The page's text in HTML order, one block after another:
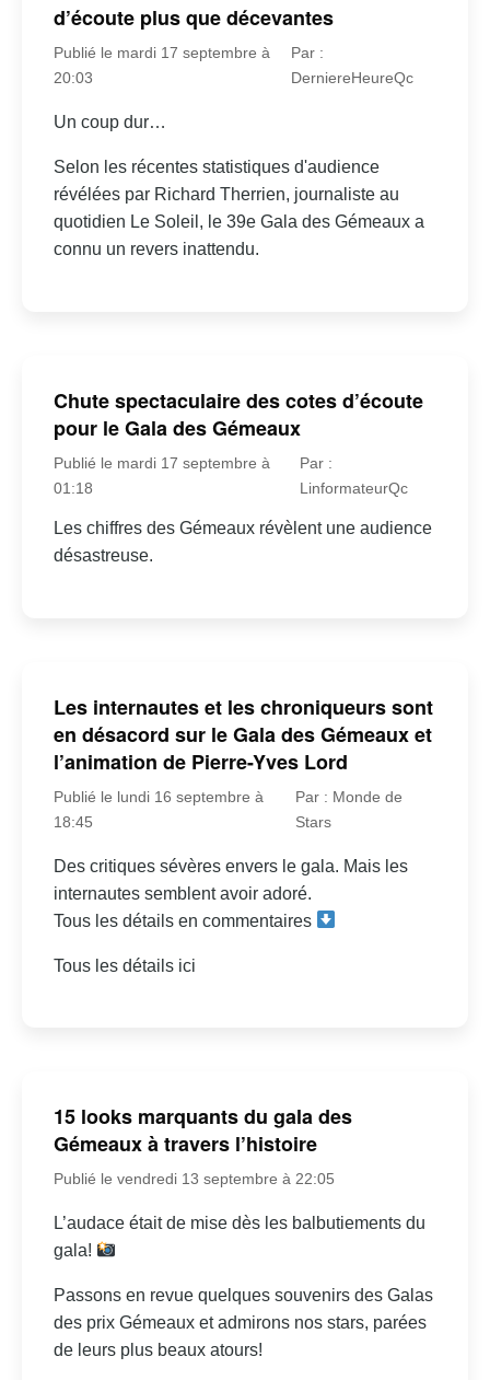
d’écoute plus que décevantes
Publié le mardi 17 septembre à
20:03
Par :
DerniereHeureQc
Un coup dur…
Selon les récentes statistiques d'audience
révélées par Richard Therrien, journaliste au
quotidien Le Soleil, le 39e Gala des Gémeaux a
connu un revers inattendu.
Chute spectaculaire des cotes d’écoute
pour le Gala des Gémeaux
Publié le mardi 17 septembre à
01:18
Par :
LinformateurQc
Les chiffres des Gémeaux révèlent une audience
désastreuse.
Les internautes et les chroniqueurs sont
en désacord sur le Gala des Gémeaux et
l’animation de Pierre-Yves Lord
Publié le lundi 16 septembre à
18:45
Par : Monde de
Stars
Des critiques sévères envers le gala. Mais les
internautes semblent avoir adoré.
Tous les détails en commentaires
Tous les détails ici
15 looks marquants du gala des
Gémeaux à travers l’histoire
Publié le vendredi 13 septembre à 22:05
L’audace était de mise dès les balbutiements du
gala!
Passons en revue quelques souvenirs des Galas
des prix Gémeaux et admirons nos stars, parées
de leurs plus beaux atours!